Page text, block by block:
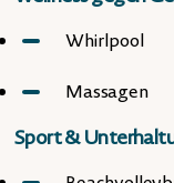
Whirlpool
Massagen
Sport &